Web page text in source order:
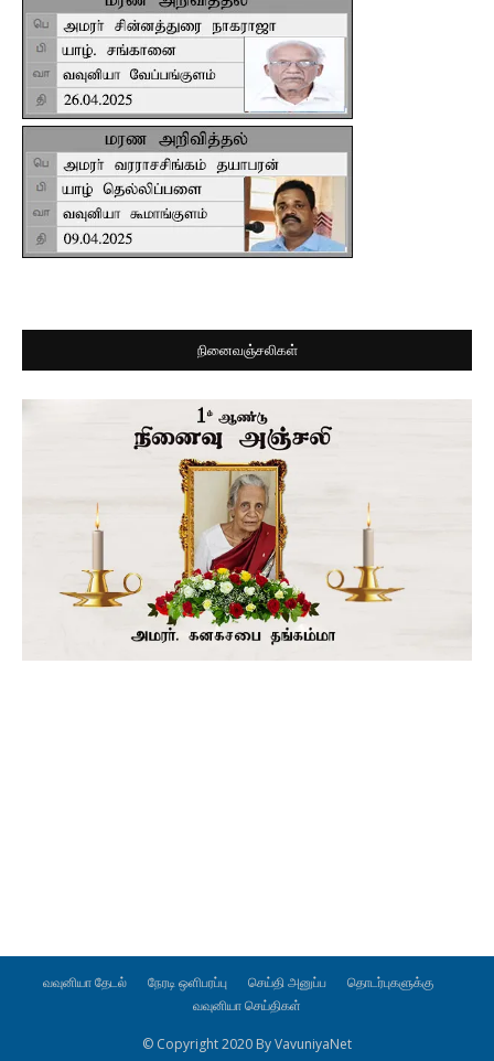
நினைவஞ்சலிகள்
வவுனியா தேடல் நேரடி ஒளிபரப்பு செய்தி அனுப்ப
தொடர்புகளுக்கு
வவுனியா செய்திகள்
© Copyright 2020 By VavuniyaNet